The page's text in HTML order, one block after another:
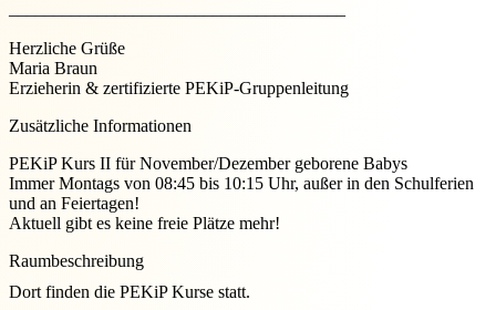
Herzliche Grüße
Maria Braun
Erzieherin & zertifizierte PEKiP-Gruppenleitung
Zusätzliche Informationen
PEKiP Kurs II für November/Dezember geborene Babys
Immer Montags von 08:45 bis 10:15 Uhr, außer in den Schulferien
und an Feiertagen!
Aktuell gibt es keine freie Plätze mehr!
Raumbeschreibung
Dort finden die PEKiP Kurse statt.